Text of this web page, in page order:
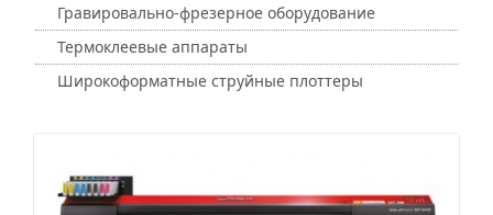
Гравировально-фрезерное оборудование
Термоклеевые аппараты
Широкоформатные струйные плоттеры